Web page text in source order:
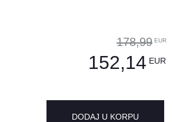
178,99 EUR
152,14 EUR
DODAJ U KORPU